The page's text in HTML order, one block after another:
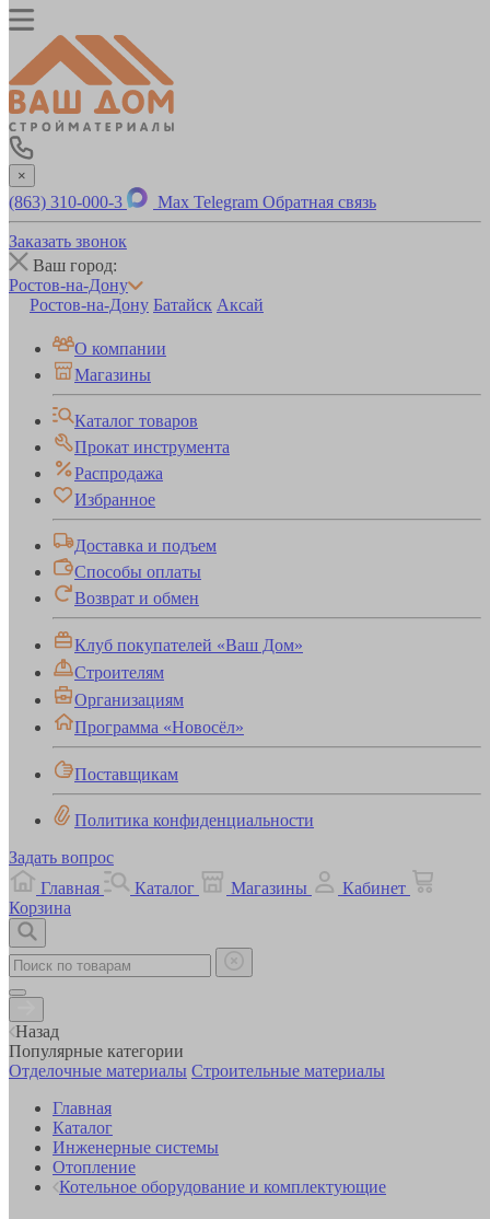
×
(863) 310-000-3 Max Telegram Обратная связь
Заказать звонок
Ваш город:
Ростов-на-Дону
Ростов-на-Дону Батайск Аксай
О компании
Магазины
Каталог товаров
Прокат инструмента
Распродажа
Избранное
Доставка и подъем
Способы оплаты
Возврат и обмен
Клуб покупателей «Ваш Дом»
Строителям
Организациям
Программа «Новосёл»
Поставщикам
Политика конфиденциальности
Задать вопрос
Главная
Каталог Магазины
Кабинет
Корзина
Назад
Популярные категории
Отделочные материалы Строительные материалы
Главная
Каталог
Инженерные системы
Отопление
Котельное оборудование и комплектующие